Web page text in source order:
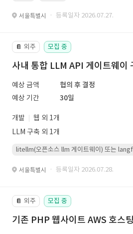
서울특별시 · 등록일자 2026.07.27.
📔 외주 모집 중
사내 통합 LLM API 게이트웨이
예상 금액
협의 후 결정
예상 기간
30일
개발
웹 외 1개
LLM 구축 외 1개
litellm(오픈소스 llm 게이트웨이) 또는
서울특별시 · 등록일자 2026.07.28.
📔 외주 모집 중
기존 PHP 웹사이트 AWS 호스